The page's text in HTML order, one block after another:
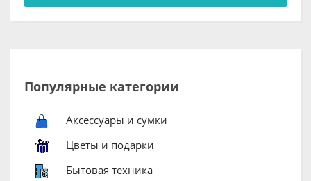
Популярные категории
Аксессуары и сумки
Цветы и подарки
Бытовая техника